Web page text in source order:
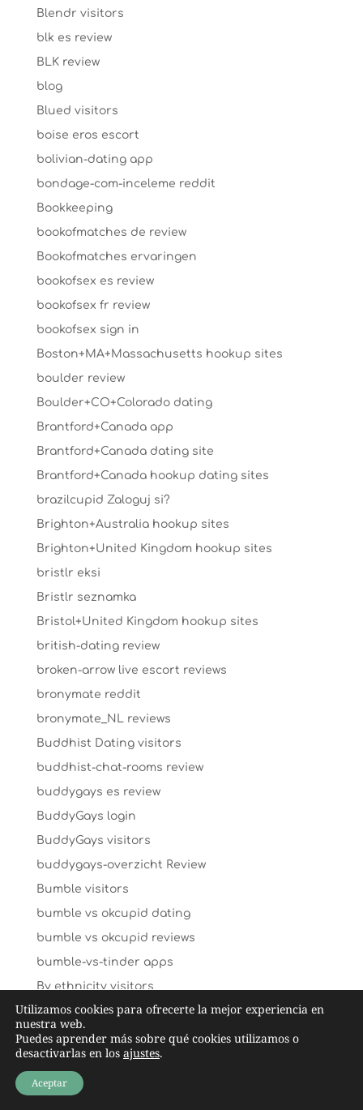
Blendr visitors
blk es review
BLK review
blog
Blued visitors
boise eros escort
bolivian-dating app
bondage-com-inceleme reddit
Bookkeeping
bookofmatches de review
Bookofmatches ervaringen
bookofsex es review
bookofsex fr review
bookofsex sign in
Boston+MA+Massachusetts hookup sites
boulder review
Boulder+CO+Colorado dating
Brantford+Canada app
Brantford+Canada dating site
Brantford+Canada hookup dating sites
brazilcupid Zaloguj si?
Brighton+Australia hookup sites
Brighton+United Kingdom hookup sites
bristlr eksi
Bristlr seznamka
Bristol+United Kingdom hookup sites
british-dating review
broken-arrow live escort reviews
bronymate reddit
bronymate_NL reviews
Buddhist Dating visitors
buddhist-chat-rooms review
buddygays es review
BuddyGays login
BuddyGays visitors
buddygays-overzicht Review
Bumble visitors
bumble vs okcupid dating
bumble vs okcupid reviews
bumble-vs-tinder apps
By ethnicity visitors
C-date hookup date site
caffmos mobile
caffmos review
caffmos visitors
Utilizamos cookies para ofrecerte la mejor experiencia en
nuestra web.
Puedes aprender más sobre qué cookies utilizamos o
desactivarlas en los ajustes.
Aceptar